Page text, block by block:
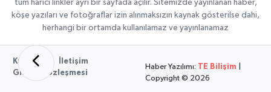
tüm harici linkler ayrı bir sayfada açılır. Sitemizde yayınlanan haber,
köşe yazıları ve fotoğraflar izin alınmaksızın kaynak gösterilse dahi,
herhangi bir ortamda kullanılamaz ve yayınlanamaz
Künye
İletişim
Gizlilik Sözleşmesi
Haber Yazılımı: TE Bilişim
Copyright © 2026